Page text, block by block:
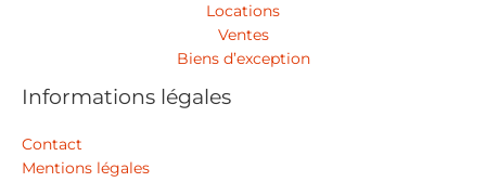
Locations
Ventes
Biens d’exception
Informations légales
Contact
Mentions légales